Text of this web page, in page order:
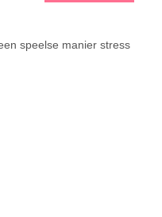
speelse manier stress